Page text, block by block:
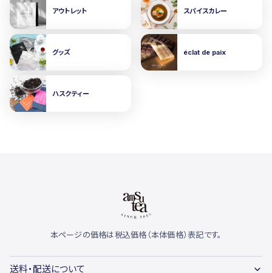
アウトレット スパイスカレー
グッズ éclat de paix
ハスクティー
本ページの価格は税込価格（本体価格）表記です。
送料・配送について